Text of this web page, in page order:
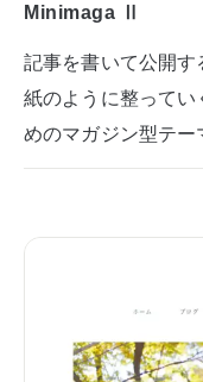
Minimaga Ⅱ
記事を書いて公開
紙のように整って
めのマガジン型テー